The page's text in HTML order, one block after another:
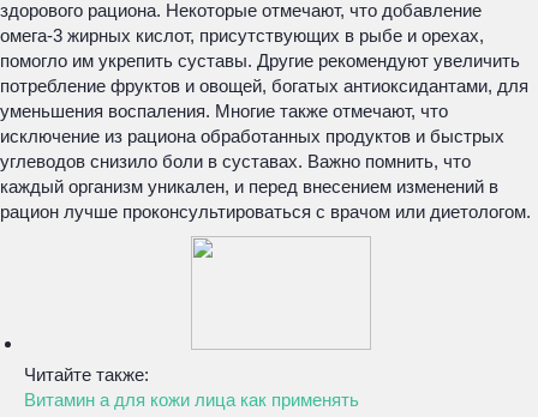
здорового рациона. Некоторые отмечают, что добавление
омега-3 жирных кислот, присутствующих в рыбе и орехах,
помогло им укрепить суставы. Другие рекомендуют увеличить
потребление фруктов и овощей, богатых антиоксидантами, для
уменьшения воспаления. Многие также отмечают, что
исключение из рациона обработанных продуктов и быстрых
углеводов снизило боли в суставах. Важно помнить, что
каждый организм уникален, и перед внесением изменений в
рацион лучше проконсультироваться с врачом или диетологом.
Читайте также:
Витамин а для кожи лица как применять